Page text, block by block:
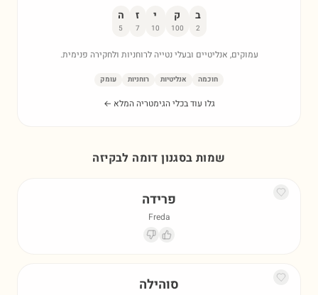
ב
2
ק
100
י
10
ז
7
ה
5
עמוקים, אנליטיים ובעלי נטייה לרוחניות ולחקירה פנימית.
חוכמה אנליטיות רוחניות עומק
גלו עוד בכלי הגימטריה המלא ←
שמות בסגנון דומה לבקיזה
פרידה
Freda
סוהילה